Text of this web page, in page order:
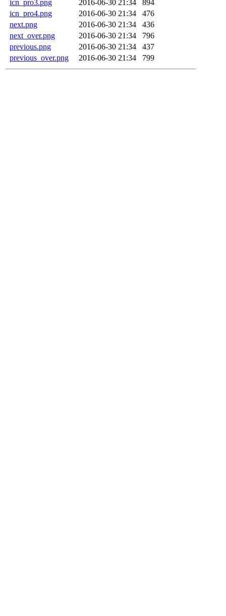
icn_pro3.png
2016-06-30 21:34
894
icn_pro4.png
2016-06-30 21:34
476
next.png
2016-06-30 21:34
436
next_over.png
2016-06-30 21:34
796
previous.png
2016-06-30 21:34
437
previous_over.png
2016-06-30 21:34 799